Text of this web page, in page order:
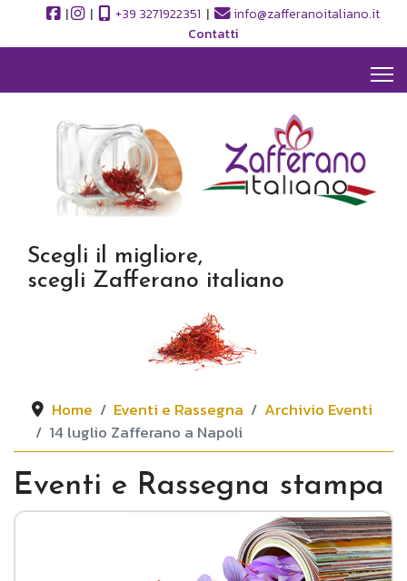
| | +39 3271922351 |
info@zafferanoitaliano.it
Contatti
Scegli il migliore,
scegli Zafferano italiano
Home Eventi e Rassegna
Archivio Eventi
14 luglio Zafferano a Napoli
Eventi e Rassegna stampa